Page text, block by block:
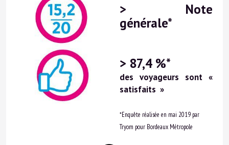
>
Note
générale*
> 87,4 %*
des voyageurs sont «
satisfaits »
*Enquête réalisée en mai 2019 par
Tryom pour Bordeaux Métropole